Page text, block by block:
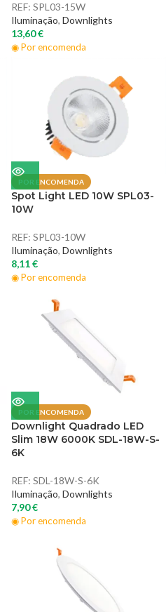
REF: SPL03-15W
Iluminação, Downlights
13,60€
◉ Por encomenda
POR ENCOMENDA
Spot Light LED 10W SPL03-
10W
REF: SPL03-10W
Iluminação, Downlights
8,11€
◉ Por encomenda
POR ENCOMENDA
Downlight Quadrado LED
Slim 18W 6000K SDL-18W-S-
6K
REF: SDL-18W-S-6K
Iluminação, Downlights
7,90€
◉ Por encomenda